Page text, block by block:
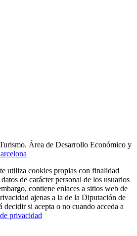
Área de Desarrollo Económico y
utiliza cookies propias con finalidad
de carácter personal de los usuarios
contiene enlaces a sitios web de
ajenas a la de la Diputación de
decidir si acepta o no cuando acceda a
privacidad